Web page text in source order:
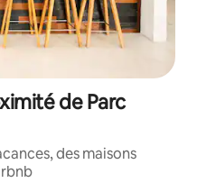
de Parc
des maisons